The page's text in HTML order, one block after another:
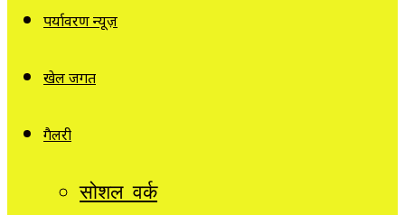
पर्यावरण न्यूज़
खेल जगत
गैलरी
सोशल वर्क